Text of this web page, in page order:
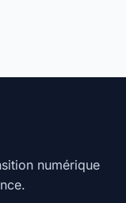
numérique